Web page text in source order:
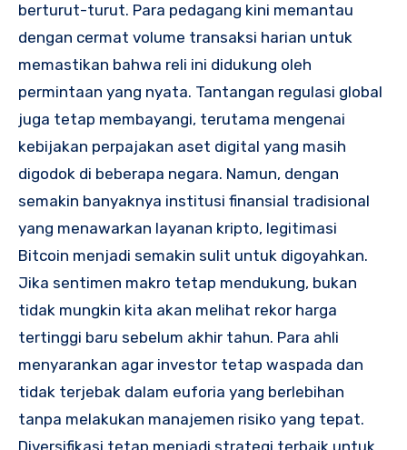
berturut-turut. Para pedagang kini memantau
dengan cermat volume transaksi harian untuk
memastikan bahwa reli ini didukung oleh
permintaan yang nyata. Tantangan regulasi global
juga tetap membayangi, terutama mengenai
kebijakan perpajakan aset digital yang masih
digodok di beberapa negara. Namun, dengan
semakin banyaknya institusi finansial tradisional
yang menawarkan layanan kripto, legitimasi
Bitcoin menjadi semakin sulit untuk digoyahkan.
Jika sentimen makro tetap mendukung, bukan
tidak mungkin kita akan melihat rekor harga
tertinggi baru sebelum akhir tahun. Para ahli
menyarankan agar investor tetap waspada dan
tidak terjebak dalam euforia yang berlebihan
tanpa melakukan manajemen risiko yang tepat.